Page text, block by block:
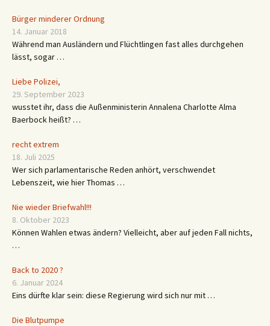
Bürger minderer Ordnung
14. Januar 2018
Während man Ausländern und Flüchtlingen fast alles durchgehen
lässt, sogar …
Liebe Polizei,
29. September 2023
wusstet ihr, dass die Außenministerin Annalena Charlotte Alma
Baerbock heißt? …
recht extrem
18. Juli 2025
Wer sich parlamentarische Reden anhört, verschwendet
Lebenszeit, wie hier Thomas …
Nie wieder Briefwahl!!!
8. Oktober 2023
Können Wahlen etwas ändern? Vielleicht, aber auf jeden Fall nichts,
…
Back to 2020 ?
6. Januar 2024
Eins dürfte klar sein: diese Regierung wird sich nur mit …
Die Blutpumpe